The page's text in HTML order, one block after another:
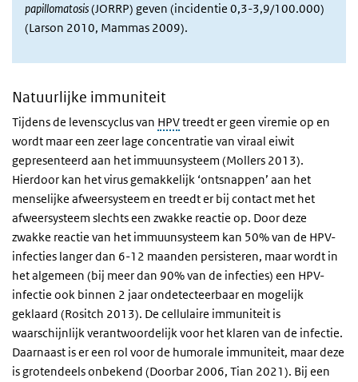
papillomatosis(JORRP) geven (incidentie 0,3-3,9/100.000)
(Larson 2010, Mammas 2009).
Natuurlijke immuniteit
Tijdens de levenscyclus van HPVtreedt er geen viremie op en
wordt maar een zeer lage concentratie van viraal eiwit
gepresenteerd aan het immuunsysteem (Mollers 2013).
Hierdoor kan het virus gemakkelijk ‘ontsnappen’ aan het
menselijke afweersysteem en treedt er bij contact met het
afweersysteem slechts een zwakke reactie op. Door deze
zwakke reactie van het immuunsysteem kan 50% van de HPV-
infecties langer dan 6-12 maanden persisteren, maar wordt in
het algemeen (bij meer dan 90% van de infecties) een HPV-
infectie ook binnen 2 jaar ondetecteerbaar en mogelijk
geklaard (Rositch 2013). De cellulaire immuniteit is
waarschijnlijk verantwoordelijk voor het klaren van de infectie.
Daarnaast is er een rol voor de humorale immuniteit, maar deze
is grotendeels onbekend (Doorbar 2006, Tian 2021). Bij een